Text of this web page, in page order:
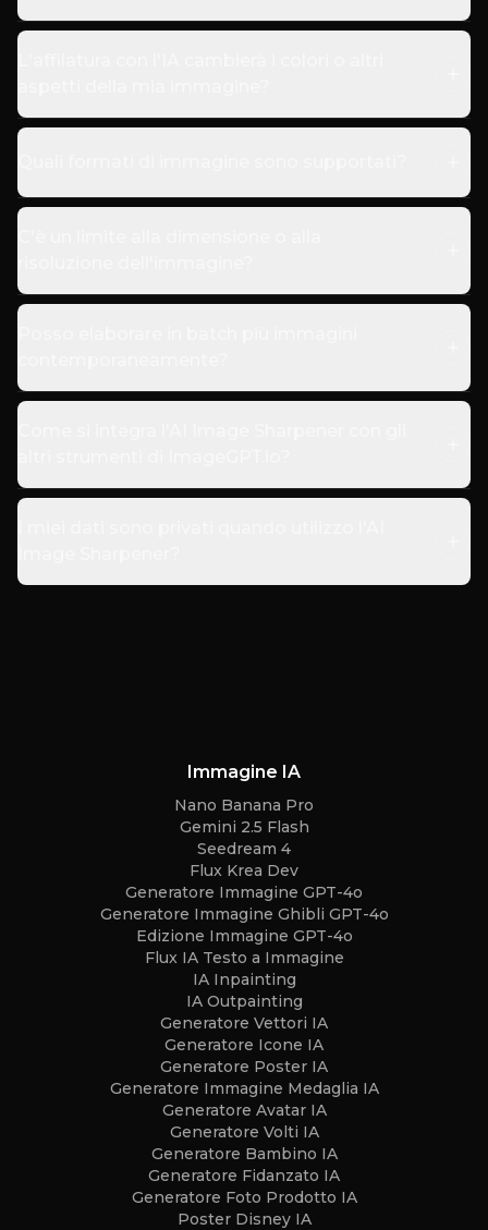
Immagine IA
Nano Banana Pro
Gemini 2.5 Flash
Seedream 4
Flux Krea Dev
Generatore Immagine GPT-4o
Generatore Immagine Ghibli GPT-4o
Edizione Immagine GPT-4o
Flux IA Testo a Immagine
IA Inpainting
IA Outpainting
Generatore Vettori IA
Generatore Icone IA
Generatore Poster IA
Generatore Immagine Medaglia IA
Generatore Avatar IA
Generatore Volti IA
Generatore Bambino IA
Generatore Fidanzato IA
Generatore Foto Prodotto IA
Poster Disney IA